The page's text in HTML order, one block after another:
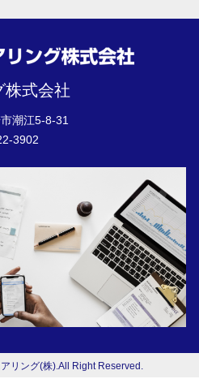
株式会社
潮江5-8-31
3902
リング(株).All Right Reserved.